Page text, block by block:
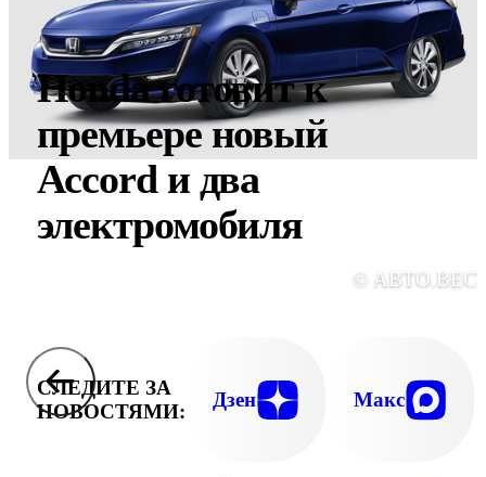
Honda готовит к
премьере новый
Accord и два
электромобиля
©
СЛЕДИТЕ ЗА
НОВОСТЯМИ:
Дзен Макс